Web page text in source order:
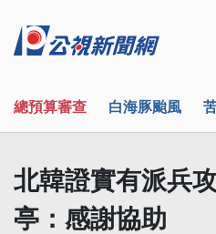
總預算審查 白海豚颱風
北韓證實有派兵
亭：感謝協助